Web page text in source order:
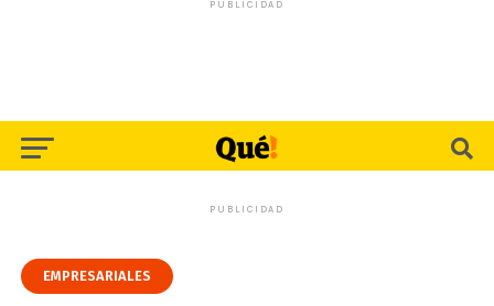
PUBLICIDAD
PUBLICIDAD
EMPRESARIALES